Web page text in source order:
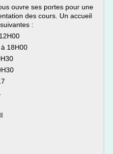
ouvre ses portes pour une
des cours. Un accueil
:
18H00